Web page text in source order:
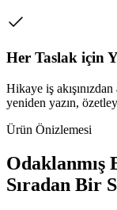
Her Taslak için
Hikaye iş
yeniden yazın,
Ürün Önizlemesi
Odaklanmış
Sıradan Bir